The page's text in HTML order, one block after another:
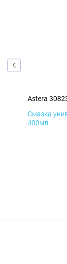
Astera
Смазка
400мл